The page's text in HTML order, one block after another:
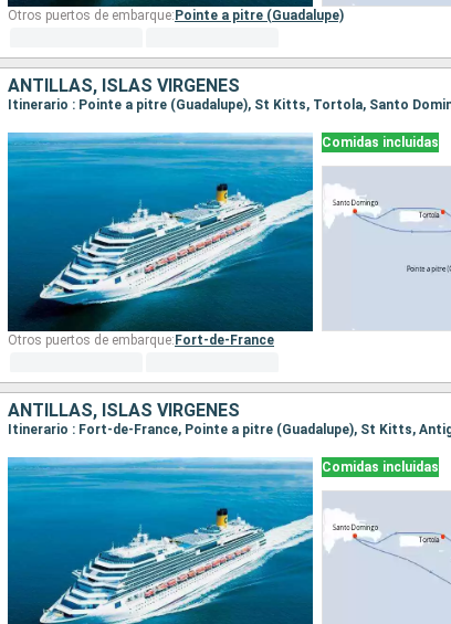
Otros puertos de embarque: Pointe a pitre (Guadalupe)
ANTILLAS, ISLAS VÍRGENES
Comidas incluidas
Otros puertos de embarque: Fort-de-France
ANTILLAS, ISLAS VÍRGENES
Comidas incluidas